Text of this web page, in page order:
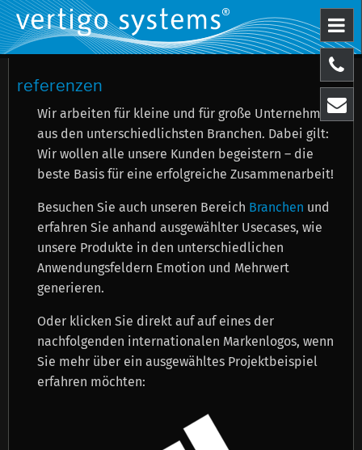
referenzen
Wir arbeiten für kleine und für große Unternehmen
aus den unterschiedlichsten Branchen. Dabei gilt:
Wir wollen alle unsere Kunden begeistern – die
beste Basis für eine erfolgreiche Zusammenarbeit!
Besuchen Sie auch unseren Bereich Branchen und
erfahren Sie anhand ausgewählter Usecases, wie
unsere Produkte in den unterschiedlichen
Anwendungsfeldern Emotion und Mehrwert
generieren.
Oder klicken Sie direkt auf auf eines der
nachfolgenden internationalen Markenlogos, wenn
Sie mehr über ein ausgewähltes Projektbeispiel
erfahren möchten: